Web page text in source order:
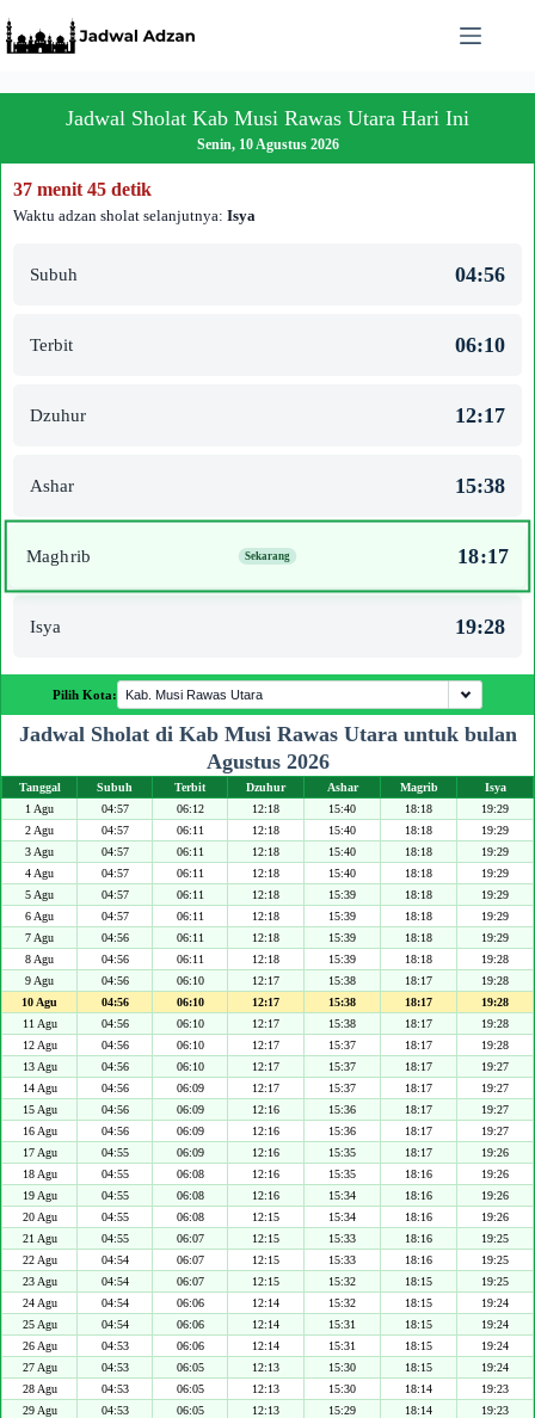
to
content
Jadwal Sholat Kab Musi Rawas Utara Hari Ini
Senin, 10 Agustus 2026
37 menit 45 detik
Waktu adzan sholat selanjutnya: Isya
Subuh 04:56
Terbit 06:10
Dzuhur 12:17
Ashar 15:38
Maghrib 18:17
Isya 19:28
Pilih Kota:
Jadwal Sholat di Kab Musi Rawas Utara untuk bulan
Agustus 2026
Tanggal Subuh Terbit Dzuhur Ashar Magrib
Isya
1 Agu
04:57 06:12 12:18 15:40 18:18
19:29
2 Agu
04:57 06:11 12:18 15:40 18:18
19:29
3 Agu
04:57 06:11 12:18 15:40 18:18
19:29
4 Agu
04:57 06:11 12:18 15:40 18:18
19:29
5 Agu
04:57 06:11 12:18 15:39 18:18
19:29
6 Agu
04:57 06:11 12:18 15:39 18:18
19:29
7 Agu
04:56 06:11 12:18 15:39 18:18
19:29
8 Agu
04:56 06:11 12:18 15:39 18:18
19:28
9 Agu
04:56 06:10 12:17 15:38 18:17
19:28
10 Agu
04:56 06:10 12:17 15:38 18:17
19:28
11 Agu
04:56 06:10 12:17 15:38 18:17
19:28
12 Agu
04:56 06:10 12:17 15:37 18:17
19:28
13 Agu
04:56 06:10 12:17 15:37 18:17
19:27
14 Agu
04:56 06:09 12:17 15:37 18:17
19:27
15 Agu
04:56 06:09 12:16 15:36 18:17
19:27
16 Agu
04:56 06:09 12:16 15:36 18:17
19:27
17 Agu
04:55 06:09 12:16 15:35 18:17
19:26
18 Agu
04:55 06:08 12:16 15:35 18:16
19:26
19 Agu
04:55 06:08 12:16 15:34 18:16
19:26
20 Agu
04:55 06:08 12:15 15:34 18:16
19:26
21 Agu
04:55 06:07 12:15 15:33 18:16
19:25
22 Agu
04:54 06:07 12:15 15:33 18:16
19:25
23 Agu
04:54 06:07 12:15 15:32 18:15
19:25
24 Agu
04:54 06:06 12:14 15:32 18:15
19:24
25 Agu
04:54 06:06 12:14 15:31 18:15
19:24
26 Agu
04:53 06:06 12:14 15:31 18:15
19:24
27 Agu
04:53 06:05 12:13 15:30 18:15
19:24
28 Agu
04:53 06:05 12:13 15:30 18:14
19:23
29 Agu
04:53 06:05 12:13 15:29 18:14
19:23